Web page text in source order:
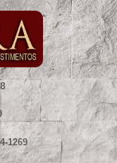
1269